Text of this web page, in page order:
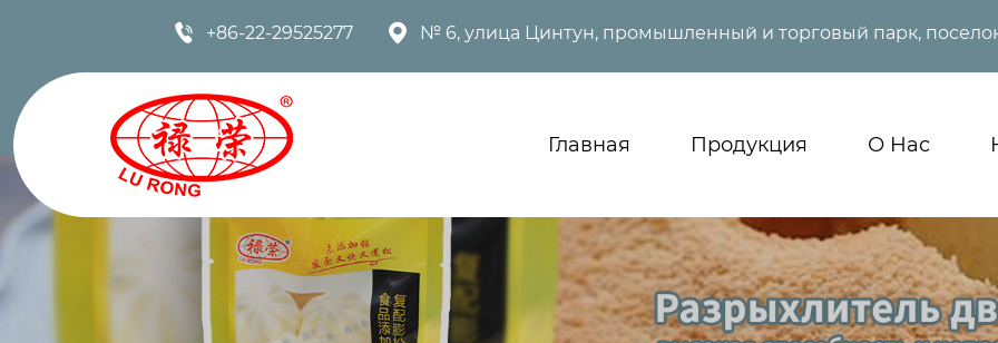
 +86-22-29525277  № 6, улица Цинтун, промышленный и торговый парк,
Главная Продукция О Нас